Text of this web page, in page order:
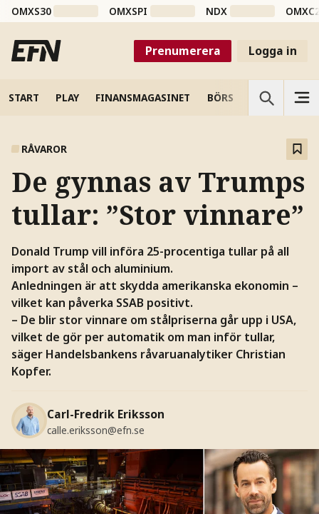
OMXS30 OMXSPI NDX
Prenumerera Logga in
START PLAY FINANSMAGASINET BÖRS VETENSKAP
RÅVAROR
De gynnas av Trumps
tullar: ”Stor vinnare”
Donald Trump vill införa 25-procentiga tullar på all
import av stål och aluminium.
Anledningen är att skydda amerikanska ekonomin –
vilket kan påverka SSAB positivt.
– De blir stor vinnare om stålpriserna går upp i USA,
vilket de gör per automatik om man inför tullar,
säger Handelsbankens råvaruanalytiker Christian
Kopfer.
Carl-Fredrik Eriksson
calle.eriksson@efn.se